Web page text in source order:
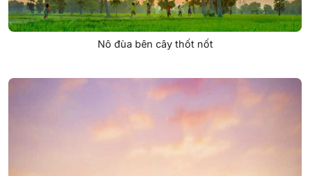
Nô đùa bên cây thốt nốt